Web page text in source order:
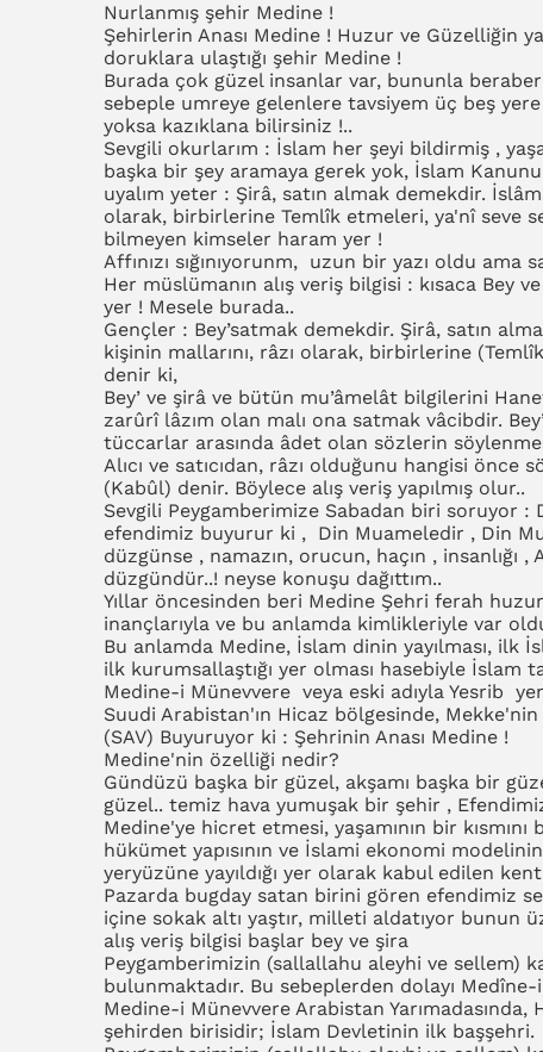
Nurlanmış şehir Medine !
Şehirlerin Anası Medine ! Huzur ve Güzelliğin
doruklara ulaştığı şehir Medine !
Burada çok güzel insanlar var, bununla
sebeple umreye gelenlere tavsiyem üç beş
yoksa kazıklana bilirsiniz !..
Sevgili okurlarım : İslam her şeyi bildirmiş ,
başka bir şey aramaya gerek yok, İslam
uyalım yeter : Şirâ, satın almak demekdir.
olarak, birbirlerine Temlîk etmeleri, ya'nî seve
bilmeyen kimseler haram yer !
Affınızı sığınıyorunm, uzun bir yazı oldu ama
Her müslümanın alış veriş bilgisi : kısaca Bey
yer ! Mesele burada..
Gençler : Bey’satmak demekdir. Şirâ, satın
kişinin mallarını, râzı olarak, birbirlerine
denir ki,
Bey’ ve şirâ ve bütün mu’âmelât bilgilerini
zarûrî lâzım olan malı ona satmak vâcibdir.
tüccarlar arasında âdet olan sözlerin
Alıcı ve satıcıdan, râzı olduğunu hangisi
(Kabûl) denir. Böylece alış veriş yapılmış olur..
Sevgili Peygamberimize Sabadan biri soruyor :
efendimiz buyurur ki , Din Muameledir , Din
düzgünse , namazın, orucun, haçın , insanlığı ,
düzgündür..! neyse konuşu dağıttım..
Yıllar öncesinden beri Medine Şehri ferah
inançlarıyla ve bu anlamda kimlikleriyle var
Bu anlamda Medine, İslam dinin yayılması,
ilk kurumsallaştığı yer olması hasebiyle
Medine-i Münevvere veya eski adıyla Yesrib
Suudi Arabistan'ın Hicaz bölgesinde,
(SAV) Buyuruyor ki : Şehrinin Anası Medine !
Medine'nin özelliği nedir?
Gündüzü başka bir güzel, akşamı başka bir
güzel.. temiz hava yumuşak bir şehir ,
Medine'ye hicret etmesi, yaşamının bir
hükümet yapısının ve İslami ekonomi
yeryüzüne yayıldığı yer olarak kabul edilen
Pazarda bugday satan birini gören efendimiz
içine sokak altı yaştır, milleti aldatıyor bunun
alış veriş bilgisi başlar bey ve şira
Peygamberimizin (sallallahu aleyhi ve sellem)
bulunmaktadır. Bu sebeplerden dolayı
Medine-i Münevvere Arabistan
şehirden birisidir; İslam Devletinin ilk başşehri.